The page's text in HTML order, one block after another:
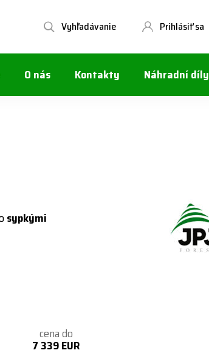
Prihlásiť sa
Vyhľadávanie
O nás Kontakty Náhradní díly
sypkými
cena do
7 339 EUR